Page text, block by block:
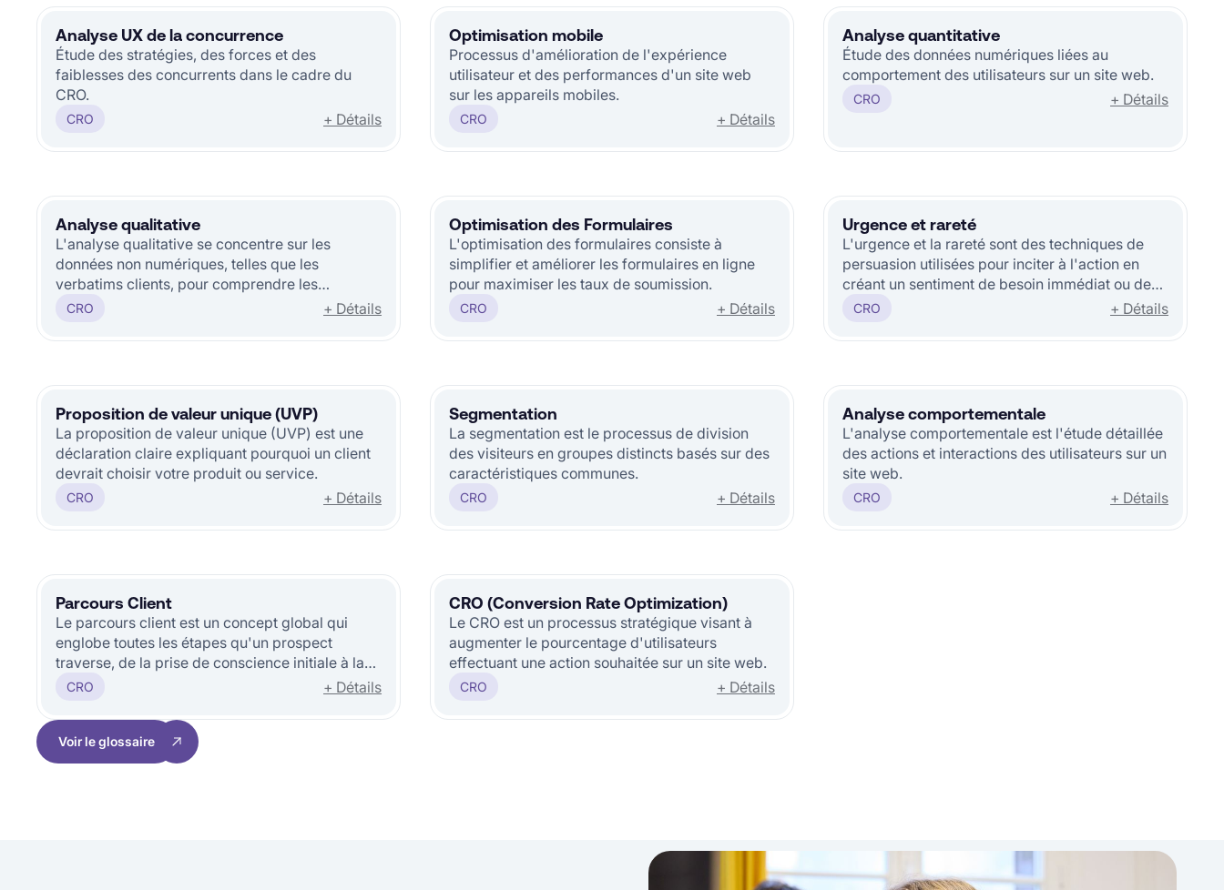
Analyse UX de la concurrence
Étude des stratégies, des forces et des
faiblesses des concurrents dans le cadre du
CRO.
CRO + Détails
Optimisation mobile
Processus d'amélioration de l'expérience
utilisateur et des performances d'un site web
sur les appareils mobiles.
CRO + Détails
Analyse quantitative
Étude des données numériques liées au
comportement des utilisateurs sur un site web.
CRO + Détails
Analyse qualitative
L'analyse qualitative se concentre sur les
données non numériques, telles que les
verbatims clients, pour comprendre les
motivations, les comportements et les
CRO + Détails
Optimisation des Formulaires
L'optimisation des formulaires consiste à
simplifier et améliorer les formulaires en ligne
pour maximiser les taux de soumission.
CRO + Détails
Urgence et rareté
L'urgence et la rareté sont des techniques de
persuasion utilisées pour inciter à l'action en
créant un sentiment de besoin immédiat ou de
disponibilité limitée.
CRO + Détails
Proposition de valeur unique (UVP)
La proposition de valeur unique (UVP) est une
déclaration claire expliquant pourquoi un client
devrait choisir votre produit ou service.
CRO + Détails
Segmentation
La segmentation est le processus de division
des visiteurs en groupes distincts basés sur des
caractéristiques communes.
CRO + Détails
Analyse comportementale
L'analyse comportementale est l'étude détaillée
des actions et interactions des utilisateurs sur un
site web.
CRO + Détails
Parcours Client
Le parcours client est un concept global qui
englobe toutes les étapes qu'un prospect
traverse, de la prise de conscience initiale à la
fidélisation post-achat.
CRO + Détails
CRO (Conversion Rate Optimization)
Le CRO est un processus stratégique visant à
augmenter le pourcentage d'utilisateurs
effectuant une action souhaitée sur un site web.
CRO + Détails
Voir le glossaire